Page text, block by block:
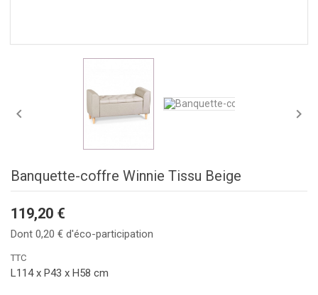
 
Banquette-coffre Winnie Tissu Beige
119,20 €
Dont 0,20 € d'éco-participation
TTC
L114 x P43 x H58 cm